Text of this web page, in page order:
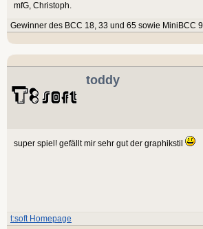
mfG, Christoph.
Gewinner des BCC 18, 33 und 65 sowie MiniBCC 9
toddy
super spiel! gefällt mir sehr gut der graphikstil
t:soft Homepage